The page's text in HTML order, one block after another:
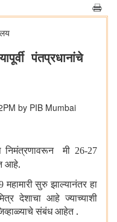
पंतप्रधानांचे
by PIB Mumbai
निमंत्रणावरून मी 26-27
आहे.
महामारी सुरु झाल्यानंतर हा
देशाचा आहे ज्याच्याशी
संबंध आहेत .